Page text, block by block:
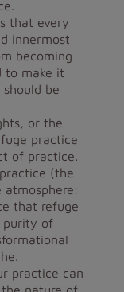
that every
innermost
becoming
to make it
be
or the
practice
of practice.
(the
that refuge
purity of
practice can